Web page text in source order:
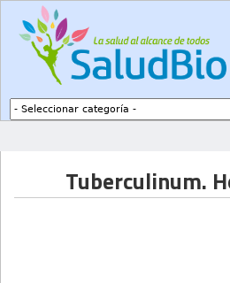
Tuberculinum.